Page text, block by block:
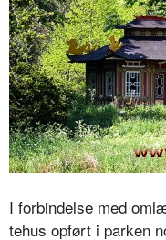
I forbindelse med
tehus opført i parken